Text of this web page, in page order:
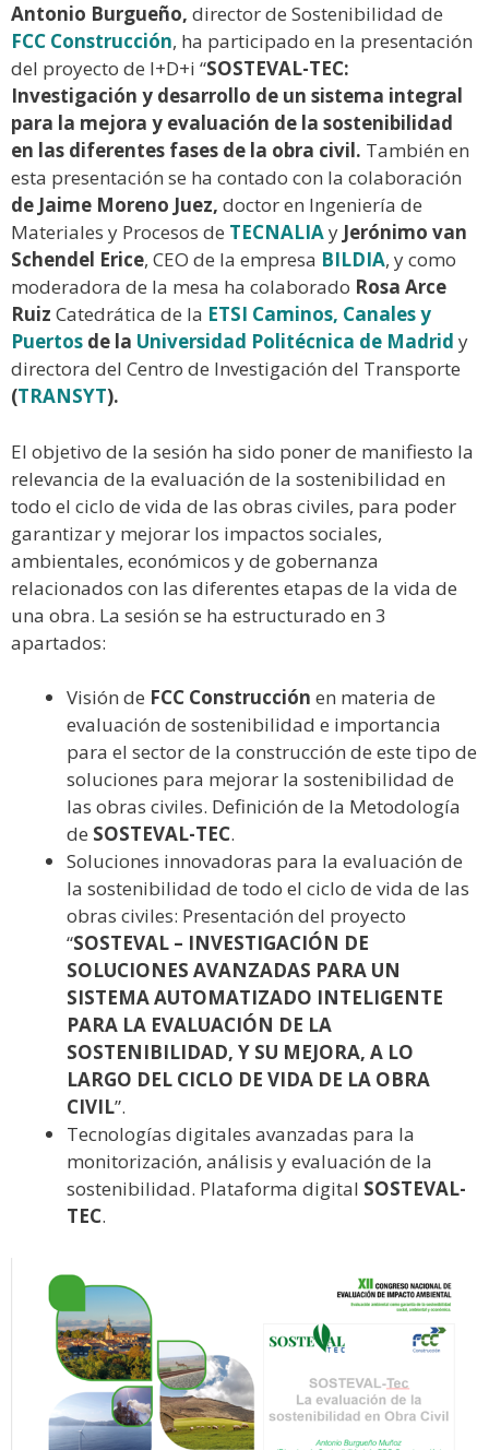
Antonio Burgueño, director de Sostenibilidad de
FCC Construcción, ha participado en la presentación
del proyecto de I+D+i “SOSTEVAL-TEC:
Investigación y desarrollo de un sistema integral
para la mejora y evaluación de la sostenibilidad
en las diferentes fases de la obra civil. También en
esta presentación se ha contado con la colaboración
de Jaime Moreno Juez, doctor en Ingeniería de
Materiales y Procesos de TECNALIAy Jerónimo van
Schendel Erice, CEO de la empresa BILDIA, y como
moderadora de la mesa ha colaborado Rosa Arce
Ruiz Catedrática de la ETSI Caminos, Canales y
Puertos de la Universidad Politécnica de Madrid y
directora del Centro de Investigación del Transporte
(TRANSYT).
El objetivo de la sesión ha sido poner de manifiesto la
relevancia de la evaluación de la sostenibilidad en
todo el ciclo de vida de las obras civiles, para poder
garantizar y mejorar los impactos sociales,
ambientales, económicos y de gobernanza
relacionados con las diferentes etapas de la vida de
una obra. La sesión se ha estructurado en 3
apartados:
Visión de FCC Construcción en materia de
evaluación de sostenibilidad e importancia
para el sector de la construcción de este tipo de
soluciones para mejorar la sostenibilidad de
las obras civiles. Definición de la Metodología
de SOSTEVAL-TEC.
Soluciones innovadoras para la evaluación de
la sostenibilidad de todo el ciclo de vida de las
obras civiles: Presentación del proyecto
“SOSTEVAL – INVESTIGACIÓN DE
SOLUCIONES AVANZADAS PARA UN
SISTEMA AUTOMATIZADO INTELIGENTE
PARA LA EVALUACIÓN DE LA
SOSTENIBILIDAD, Y SU MEJORA, A LO
LARGO DEL CICLO DE VIDA DE LA OBRA
CIVIL”.
Tecnologías digitales avanzadas para la
monitorización, análisis y evaluación de la
sostenibilidad. Plataforma digital SOSTEVAL-
TEC.